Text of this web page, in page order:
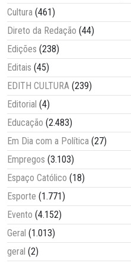
Cultura (461)
Direto da Redação (44)
Edições (238)
Editais (45)
EDITH CULTURA (239)
Editorial (4)
Educação (2.483)
Em Dia com a Política (27)
Empregos (3.103)
Espaço Católico (18)
Esporte (1.771)
Evento (4.152)
Geral (1.013)
geral (2)